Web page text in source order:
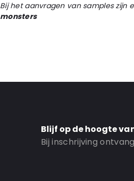
Bij het aanvragen van samples zijn
monsters
Blijf op de hoogte
Bij inschrijving